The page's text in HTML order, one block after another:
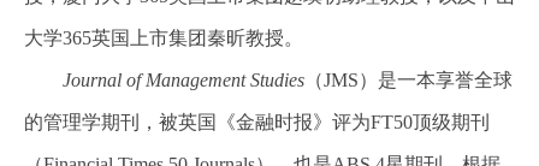
大学365英国上市集团秦昕教授。
Journal of Management Studies （JMS）是一本享誉全球
的管理学期刊，被英国《金融时报》评为FT50顶级期刊